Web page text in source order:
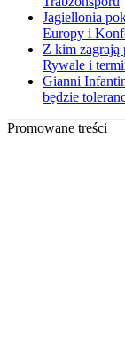
Jagiellonia
Europy i
Z kim zagrają
Rywale i
Gianni
będzie
Promowane treści